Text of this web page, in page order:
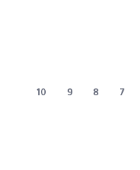
7
8
9
10